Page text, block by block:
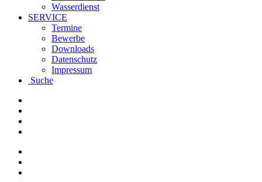
Wasserdienst
SERVICE
Termine
Bewerbe
Downloads
Datenschutz
Impressum
Suche